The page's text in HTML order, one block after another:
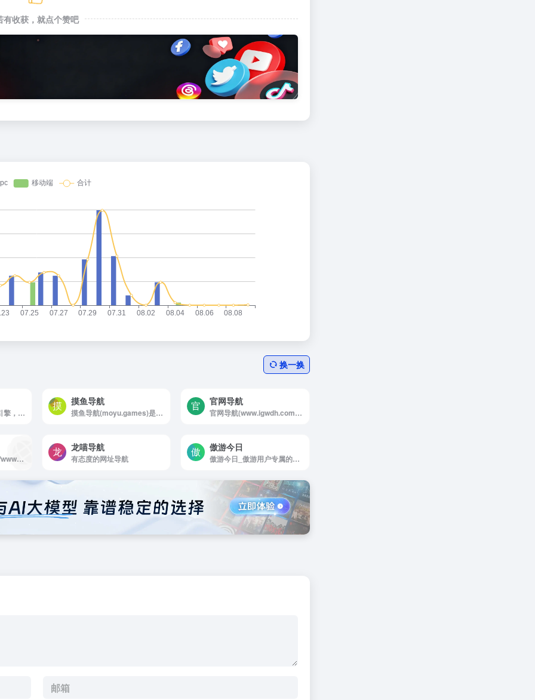
有收获，就点个赞吧
换一换
新一代智能导航搜索引擎，精准聚合影视音乐、设计素材、办公工具等18+垂直领域优质资源。每日更新全网热门资讯、技能教程、行业报告，提供AI增强的智能分类检索功能。
摸鱼导航
摸鱼导航(moyu.games)是国内首个以摸鱼为主的导航分类平台，收录国内外各类型的摸鱼网站,摸鱼游戏,办公网站，摸鱼游戏网址导航致力于为广大摸鱼人推荐各行各业优秀摸鱼网站，国内外网站大全尽在摸鱼游戏导航。原名称：摸鱼.干不死
官网导航
官网导航(www.igwdh.com)专注于收录机构、企业、品牌、团体或个人的官方网站
4a影视导航 - (https://www.4abyte.c...
龙喵导航
有态度的网址导航
傲游今日
傲游今日_傲游用户专属的网址导航，是傲游（Maxthon）旗下傲游浏览器内置的导航网站，为用户提供多种搜索、常用网址、新闻资讯、精选购物、热门视频、热门游戏、笑话时刻、实用工具等优秀内容和网址,提供最简单便捷的网址导航服务。上网,从傲游今日开始!